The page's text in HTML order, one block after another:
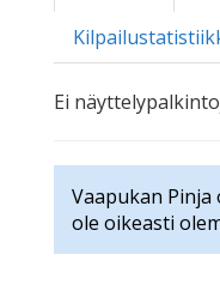
Ei
Vaapukan Pinja
ole oikeasti